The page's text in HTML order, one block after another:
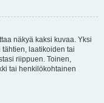
näkyä kaksi kuvaa. Yksi
laatikoiden tai
riippuen. Toinen,
tai henkilökohtainen